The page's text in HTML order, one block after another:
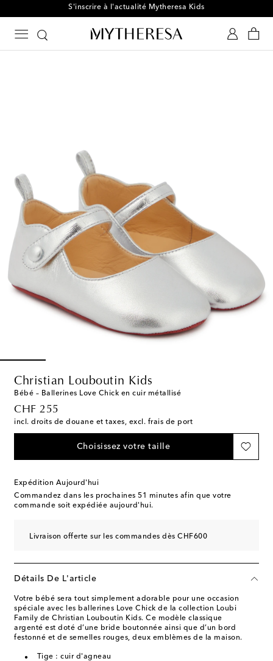
S'inscrire à l'actualité Mytheresa Kids
Christian Louboutin Kids
Bébé – Ballerines Love Chick en cuir métallisé
CHF 255
original price
incl. droits de douane et taxes, excl. frais de port
Choisissez votre taille
Expédition Aujourd'hui
Commandez dans les prochaines 51 minutes afin que votre
commande soit expédiée aujourd'hui.
Livraison offerte sur les commandes dès CHF600
Détails De L'article
Votre bébé sera tout simplement adorable pour une occasion
spéciale avec les ballerines Love Chick de la collection Loubi
Family de Christian Louboutin Kids. Ce modèle classique
argenté est doté d’une bride boutonnée ainsi que d’un bord
festonné et de semelles rouges, deux emblèmes de la maison.
Tige : cuir d'agneau